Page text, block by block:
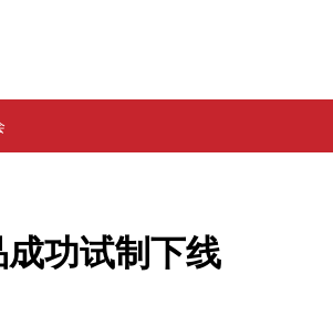
功试制下线